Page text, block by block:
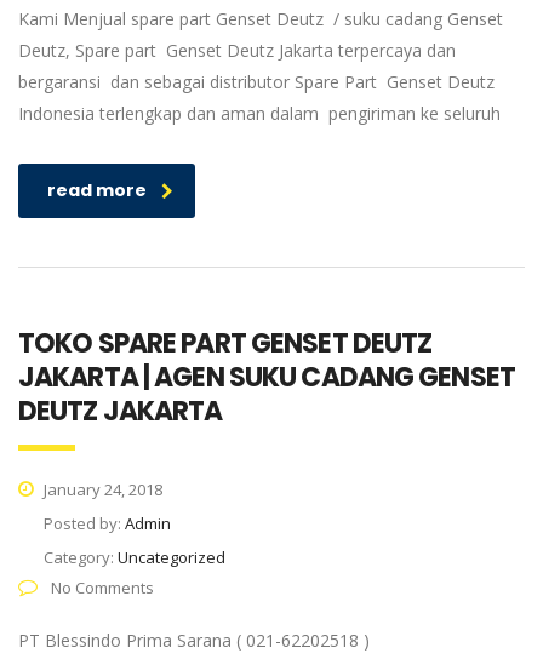
Kami Menjual spare part Genset Deutz / suku cadang Genset
Deutz, Spare part Genset Deutz Jakarta terpercaya dan
bergaransi dan sebagai distributor Spare Part Genset Deutz
Indonesia terlengkap dan aman dalam pengiriman ke seluruh
read more
TOKO SPARE PART GENSET DEUTZ
JAKARTA | AGEN SUKU CADANG GENSET
DEUTZ JAKARTA
January 24, 2018
Posted by: Admin
Category: Uncategorized
No Comments
PT Blessindo Prima Sarana ( 021-62202518 )